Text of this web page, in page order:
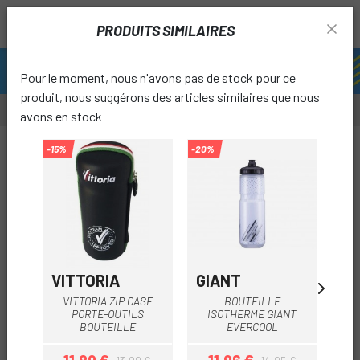
PRODUITS SIMILAIRES
Pour le moment, nous n'avons pas de stock pour ce
produit, nous suggérons des articles similaires que nous
avons en stock
-15%
VITTORIA
VITTORIA ZIP CASE
PORTE-OUTILS
BOUTEILLE
-20%
GIANT
BOUTEILLE
ISOTHERME GIANT
EVERCOOL